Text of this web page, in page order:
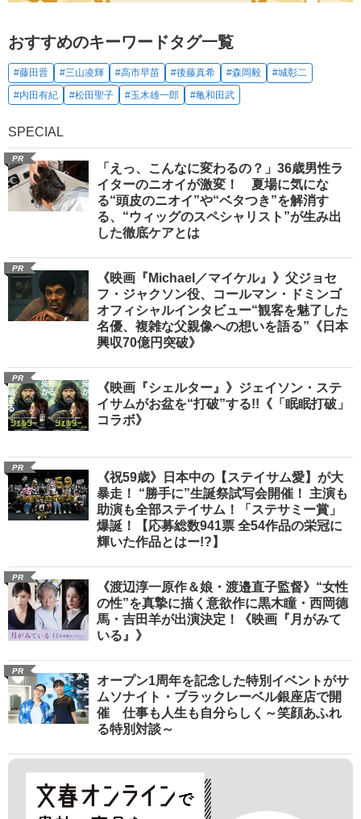
おすすめのキーワードタグ一覧
#藤田晋 #三山凌輝 #高市早苗 #後藤真希 #森岡毅
#城彰二
#内田有紀
#松田聖子 #玉木雄一郎 #亀和田武
SPECIAL
PR
「えっ、こんなに変わるの？」36歳男性ラ
イターのニオイが激変！ 夏場に気にな
る“頭皮のニオイ”や“ベタつき”を解消す
る、“ウィッグのスペシャリスト”が生み出
した徹底ケアとは
PR
《映画『Michael／マイケル』》父ジョセ
フ・ジャクソン役、コールマン・ドミンゴ
オフィシャルインタビュー“観客を魅了した
名優、複雑な父親像への想いを語る”《日本
興収70億円突破》
PR
《映画『シェルター』》ジェイソン・ステ
イサムがお盆を“打破”する!!《「眠眠打破」
コラボ》
PR
《祝59歳》日本中の【ステイサム愛】が大
暴走！ “勝手に”生誕祭試写会開催！ 主演も
助演も全部ステイサム！「ステサミー賞」
爆誕！【応募総数941票 全54作品の栄冠に
輝いた作品とはー!?】
PR
《渡辺淳一原作＆娘・渡邉直子監督》“女性
の性”を真摯に描く意欲作に黒木瞳・西岡德
馬・吉田羊が出演決定！《映画『月がみて
いる』》
PR
オープン1周年を記念した特別イベントがサ
ムソナイト・ブラックレーベル銀座店で開
催 仕事も人生も自分らしく～笑顔あふれ
る特別対談～